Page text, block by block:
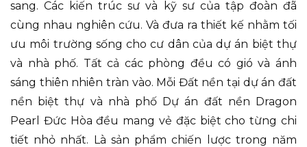
sang. Các kiến trúc sư và kỹ sư của tập đoàn đã
cùng nhau nghiên cứu. Và đưa ra thiết kế nhằm tối
ưu môi trường sống cho cư dân của dự án biệt thự
và nhà phố. Tất cả các phòng đều có gió và ánh
sáng thiên nhiên tràn vào. Mỗi Đất nền tại dự án đất
nền biệt thự và nhà phố Dự án đất nền Dragon
Pearl Đức Hòa đều mang vẻ đặc biệt cho từng chi
tiết nhỏ nhất. Là sản phẩm chiến lược trong năm